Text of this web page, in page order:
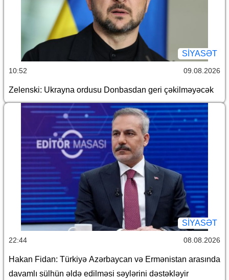
SİYASƏT
10:52 09.08.2026
Zelenski: Ukrayna ordusu Donbasdan geri çəkilməyəcək
SİYASƏT
22:44 08.08.2026
Hakan Fidan: Türkiyə Azərbaycan və Ermənistan arasında
davamlı sülhün əldə edilməsi səylərini dəstəkləyir